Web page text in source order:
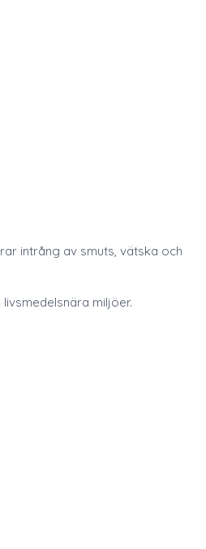
intrång av smuts, vätska och
miljöer.